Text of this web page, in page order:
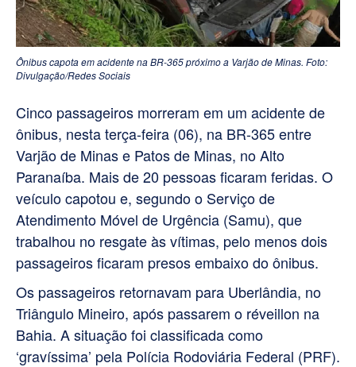
Ônibus capota em acidente na BR-365 próximo a Varjão de Minas. Foto:
Divulgação/Redes Sociais
Cinco passageiros morreram em um acidente de
ônibus, nesta terça-feira (06), na BR-365 entre
Varjão de Minas e Patos de Minas, no Alto
Paranaíba. Mais de 20 pessoas ficaram feridas. O
veículo capotou e, segundo o Serviço de
Atendimento Móvel de Urgência (Samu), que
trabalhou no resgate às vítimas, pelo menos dois
passageiros ficaram presos embaixo do ônibus.
Os passageiros retornavam para Uberlândia, no
Triângulo Mineiro, após passarem o réveillon na
Bahia. A situação foi classificada como
‘gravíssima’ pela Polícia Rodoviária Federal (PRF).